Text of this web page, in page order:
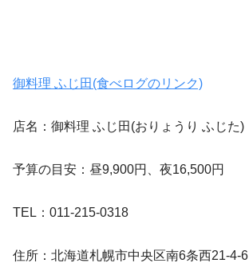
御料理 ふじ田(食べログのリンク)
店名：御料理 ふじ田(おりょうり ふじた)
予算の目安：昼9,900円、夜16,500円
TEL：011-215-0318
住所：北海道札幌市中央区南6条西21-4-6